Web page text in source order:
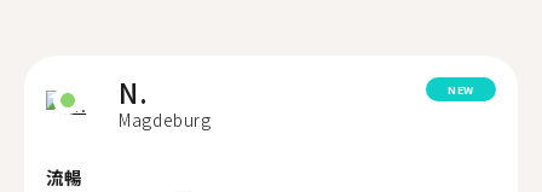
N.
Magdeburg
NEW
流暢